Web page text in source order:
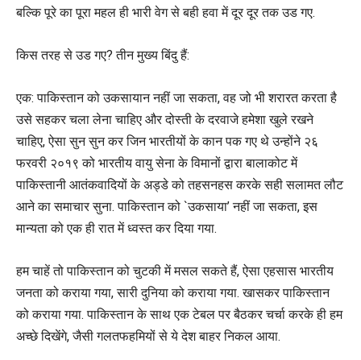
बल्कि पूरे का पूरा महल ही भारी वेग से बही हवा में दूर दूर तक उड गए.
किस तरह से उड गए? तीन मुख्य बिंदु हैं:
एक: पाकिस्तान को उकसायान नहीं जा सकता, वह जो भी शरारत करता है
उसे सहकर चला लेना चाहिए और दोस्ती के दरवाजे हमेशा खुले रखने
चाहिए, ऐसा सुन सुन कर जिन भारतीयों के कान पक गए थे उन्होंने २६
फरवरी २०१९ को भारतीय वायु सेना के विमानों द्वारा बालाकोट में
पाकिस्तानी आतंकवादियों के अड्डे को तहसनहस करके सही सलामत लौट
आने का समाचार सुना. पाकिस्तान को `उकसाया’ नहीं जा सकता, इस
मान्यता को एक ही रात में ध्वस्त कर दिया गया.
हम चाहें तो पाकिस्तान को चुटकी में मसल सकते हैं, ऐसा एहसास भारतीय
जनता को कराया गया, सारी दुनिया को कराया गया. खासकर पाकिस्तान
को कराया गया. पाकिस्तान के साथ एक टेबल पर बैठकर चर्चा करके ही हम
अच्छे दिखेंगे, जैसी गलतफहमियों से ये देश बाहर निकल आया.